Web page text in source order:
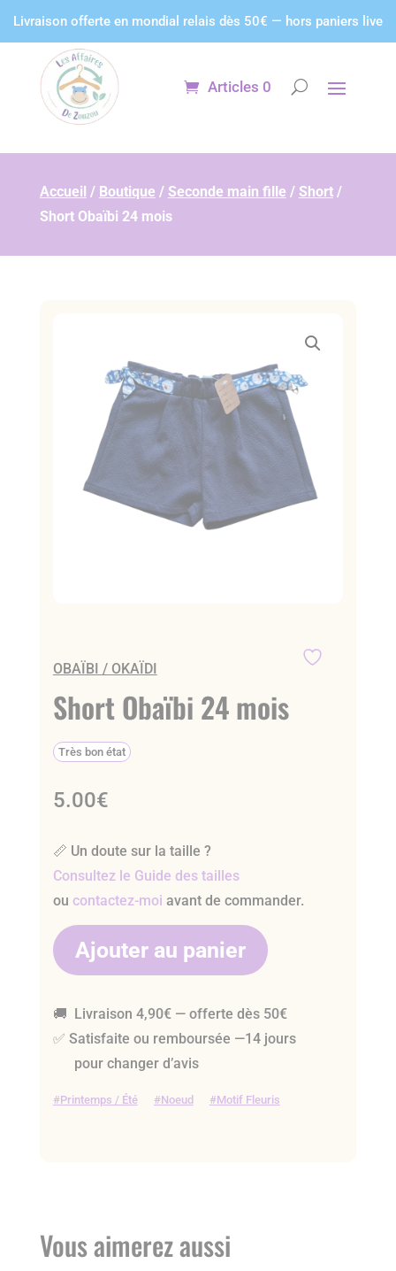
Livraison offerte en mondial relais dès 50€ — hors paniers live
Articles 0
Accueil / Boutique / Seconde main fille / Short/
Short Obaïbi 24 mois
OBAÏBI / OKAÏDI
Short Obaïbi 24 mois
Très bon état
5.00€
📏 Un doute sur la taille ?
Consultez le Guide des tailles
ou contactez-moi avant de commander.
Ajouter au panier
🚚 Livraison 4,90€ — offerte dès 50€
✅ Satisfaite ou remboursée —14 jours
pour changer d’avis
Printemps / Été Noeud Motif Fleuris
Vous aimerez aussi
Panneau de gestion des cookies